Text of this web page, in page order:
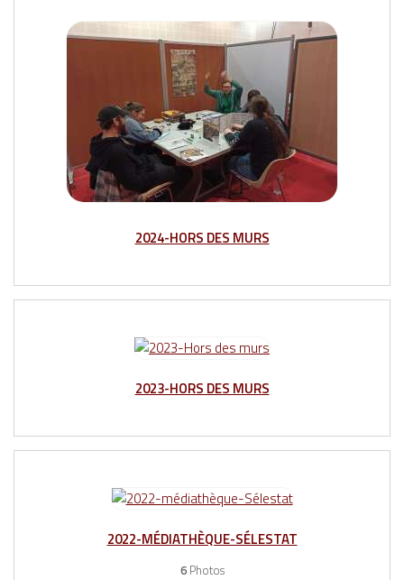
2024-HORS DES MURS
2023-HORS DES MURS
2022-MÉDIATHÈQUE-SÉLESTAT
6Photos